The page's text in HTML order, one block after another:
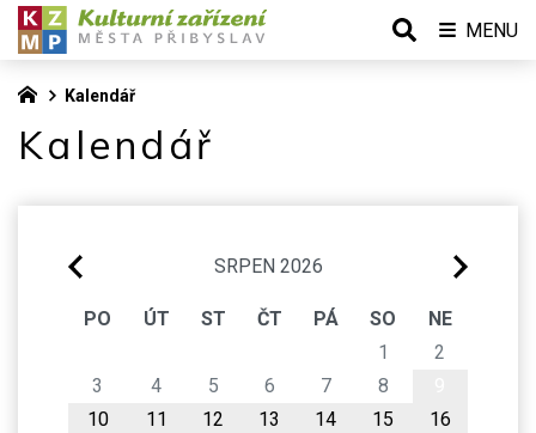
Kalendář
Kalendář
SRPEN 2026
PO ÚT ST ČT PÁ SO
NE
1
2
3
4 5 6 7 8
10
11 12 13 14 15
16
MENU